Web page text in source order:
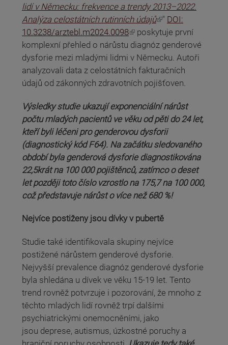
lidí v Německu: frekvence a trendy 2013–2022.
Analýza celostátních rutinních údajů
(odkaz je externí) " DOI:
10.3238/arztebl.m2024.0098
(odkaz je externí)
poskytuje první
komplexní přehled o nárůstu diagnóz genderové
dysforie mezi mladými lidmi v Německu. Autoři
analyzovali data z celostátních fakturačních
údajů od zákonných zdravotních pojišťoven.
Výsledky studie ukazují exponenciální nárůst
počtu mladých pacientů ve věku od pěti do 24 let,
kteří byli léčeni pro genderovou dysforii
(diagnostický kód F64). Na začátku sledovaného
období byla genderová dysforie diagnostikována
22,5krát na 100 000 pojištěnců, zatímco o deset
let později toto číslo vzrostlo na 175,7 na 100 000,
což představuje nárůst o více než 680 %!
Nejvíce postiženy jsou dívky v pubertě
Studie také identifikovala skupiny nejvíce
postižené nárůstem genderové dysforie.
Nejvyšší prevalence diagnóz genderové dysforie
byla shledána u dívek ve věku 15-19 let. Tento
trend rovněž potvrzuje i pozorování, že mnoho z
těchto mladých lidí rovněž trpí dalšími
psychiatrickými onemocněními, jako
jsou deprese, autismus, úzkostné poruchy a